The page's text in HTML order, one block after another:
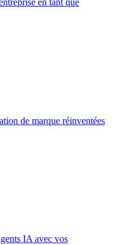
en tant que
de marque réinventées
IA avec vos